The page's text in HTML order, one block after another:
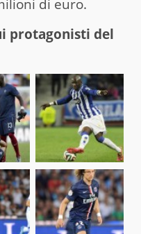
di euro.
protagonisti del